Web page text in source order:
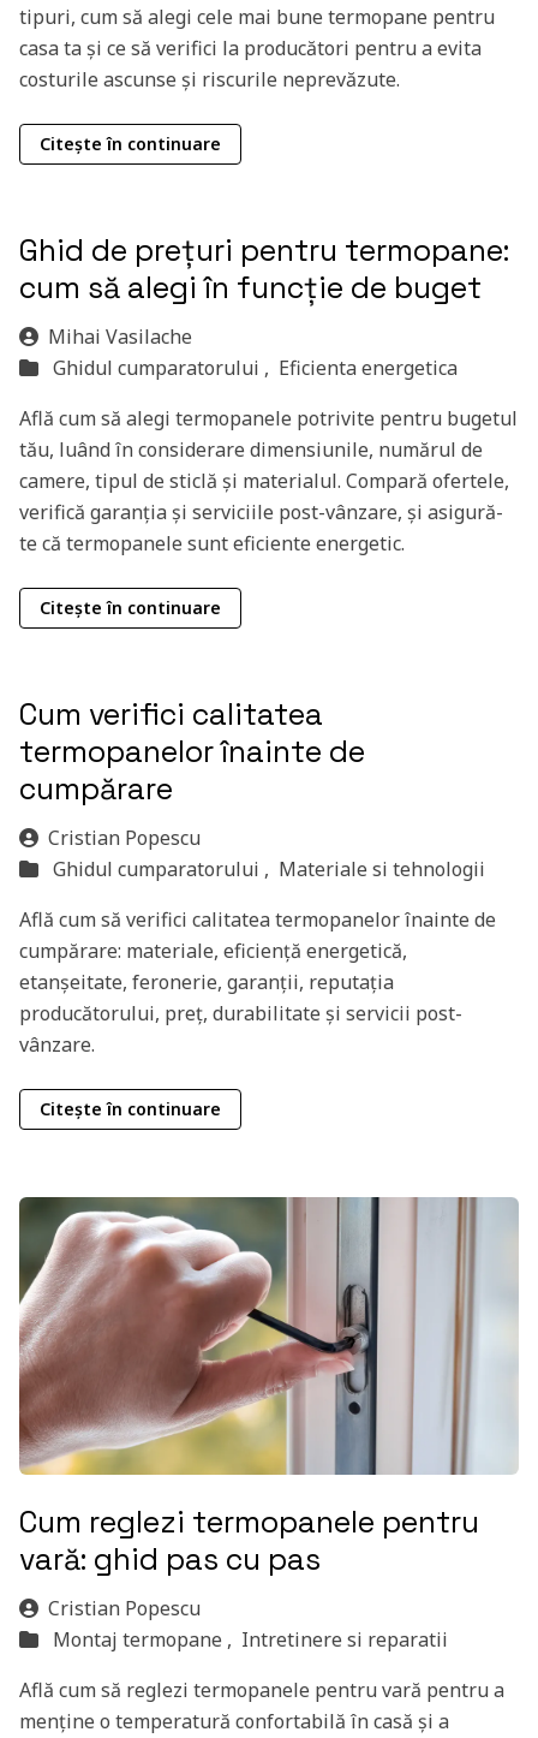
tipuri, cum să alegi cele mai bune termopane pentru
casa ta și ce să verifici la producători pentru a evita
costurile ascunse și riscurile neprevăzute.
Citește în continuare
Ghid de prețuri pentru termopane:
cum să alegi în funcție de buget
Mihai Vasilache
Ghidul cumparatorului , Eficienta energetica
Află cum să alegi termopanele potrivite pentru bugetul
tău, luând în considerare dimensiunile, numărul de
camere, tipul de sticlă și materialul. Compară ofertele,
verifică garanția și serviciile post-vânzare, și asigură-
te că termopanele sunt eficiente energetic.
Citește în continuare
Cum verifici calitatea
termopanelor înainte de
cumpărare
Cristian Popescu
Ghidul cumparatorului , Materiale si tehnologii
Află cum să verifici calitatea termopanelor înainte de
cumpărare: materiale, eficiență energetică,
etanșeitate, feronerie, garanții, reputația
producătorului, preț, durabilitate și servicii post-
vânzare.
Citește în continuare
Cum reglezi termopanele pentru
vară: ghid pas cu pas
Cristian Popescu
Montaj termopane , Intretinere si reparatii
Află cum să reglezi termopanele pentru vară pentru a
menține o temperatură confortabilă în casă și a